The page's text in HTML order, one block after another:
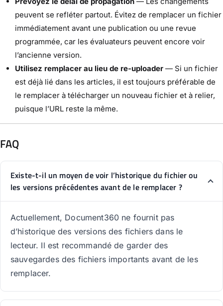
peuvent se refléter partout. Évitez de remplacer un fichier
immédiatement avant une publication ou une revue
programmée, car les évaluateurs peuvent encore voir
l’ancienne version.
Utilisez remplacer au lieu de re-uploader — Si un fichier
est déjà lié dans les articles, il est toujours préférable de
le remplacer à télécharger un nouveau fichier et à relier,
puisque l’URL reste la même.
FAQ
Existe-t-il un moyen de voir l’historique du fichier ou
les versions précédentes avant de le remplacer ?
Actuellement, Document360 ne fournit pas
d’historique des versions des fichiers dans le
lecteur. Il est recommandé de garder des
sauvegardes des fichiers importants avant de les
remplacer.